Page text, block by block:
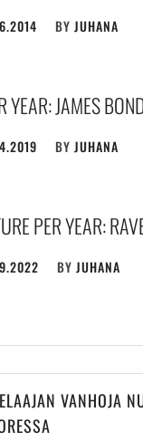
BY JUHANA
YEAR: JAMES
BY JUHANA
PER YEAR:
BY JUHANA
VANHOJA